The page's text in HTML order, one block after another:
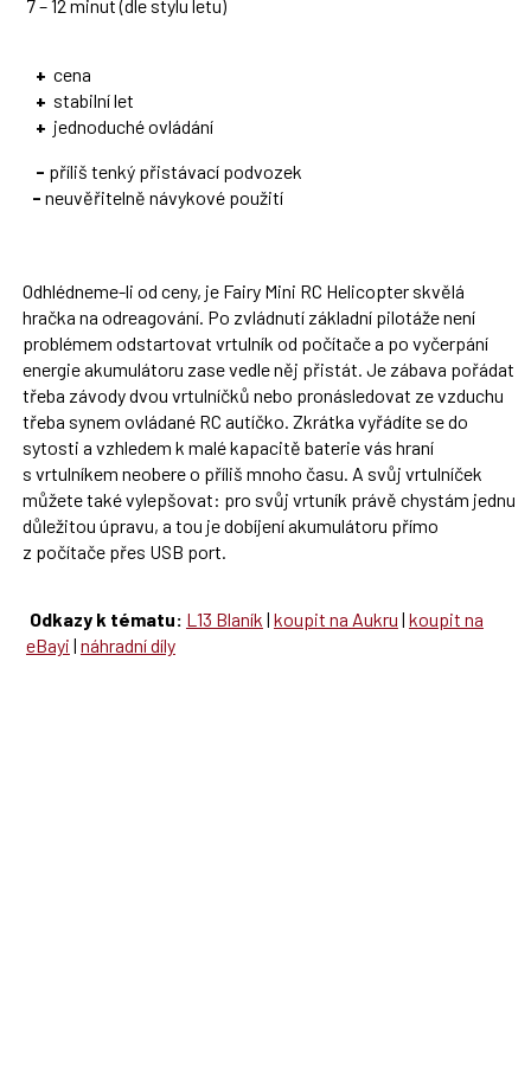
7 – 12 minut (dle stylu letu)
+ cena
+ stabilní let
+ jednoduché ovládání
- příliš tenký přistávací podvozek
- neuvěřitelně návykové použití
Odhlédneme-li od ceny, je Fairy Mini RC Helicopter skvělá
hračka na odreagování. Po zvládnutí základní pilotáže není
problémem odstartovat vrtulník od počítače a po vyčerpání
energie akumulátoru zase vedle něj přistát. Je zábava pořádat
třeba závody dvou vrtulníčků nebo pronásledovat ze vzduchu
třeba synem ovládané RC autíčko. Zkrátka vyřádíte se do
sytosti a vzhledem k malé kapacitě baterie vás hraní
s vrtulníkem neobere o příliš mnoho času. A svůj vrtulníček
můžete také vylepšovat: pro svůj vrtuník právě chystám jednu
důležitou úpravu, a tou je dobíjení akumulátoru přímo
z počítače přes USB port.
Odkazy k tématu: L13 Blaník | koupit na Aukru | koupit na
eBayi | náhradní díly